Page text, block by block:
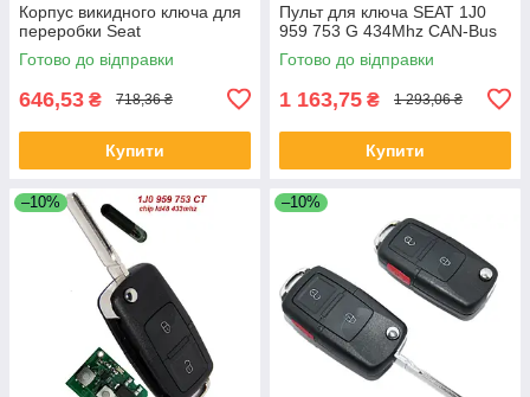
Корпус викидного ключа для
переробки Seat
Готово до відправки
646,53 ₴ 718,36 ₴
Купити
Пульт для ключа SEAT 1J0
959 753 G 434Mhz CAN-Bus
Готово до відправки
1 163,75 ₴ 1 293,06 ₴
Купити
–10% –10%